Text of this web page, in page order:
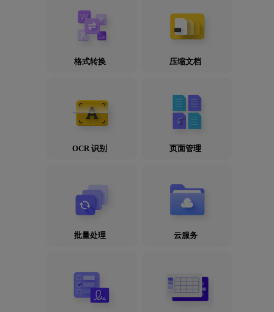
格式转换 压缩文档
OCR 识别 页面管理
批量处理 云服务